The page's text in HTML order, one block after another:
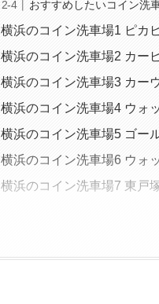
おすすめしたいコイン洗
横浜のコイン洗車場1 ピカ
横浜のコイン洗車場2 カー
横浜のコイン洗車場3 カー
横浜のコイン洗車場4 ウォ
横浜のコイン洗車場5 ゴー
横浜のコイン洗車場6 ウォ
横浜のコイン洗車場7 東戸